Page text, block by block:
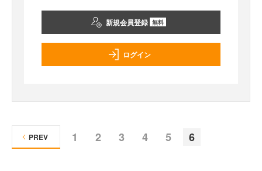
新規会員登録 無料
ログイン
1 2 3 4 5 6
PREV